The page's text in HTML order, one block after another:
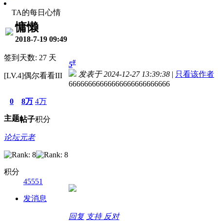
TA的每日心情
慵懒
2018-7-19 09:49
签到天数: 27 天
[LV.4]偶尔看看III
0
主题
8万
帖子
4万
积分
论坛元老
积分
45551
发消息
5#
发表于 2024-12-27 13:39:38 | 只看该作者
66666666666666666666666666
回复 支持 反对